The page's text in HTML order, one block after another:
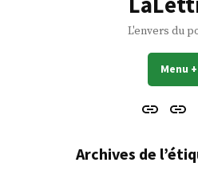
L'envers du
Menu +
Contact
À
Archives de